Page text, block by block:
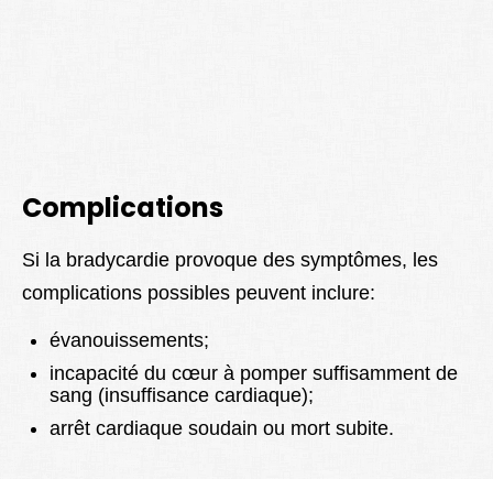
Complications
Si la bradycardie provoque des symptômes, les
complications possibles peuvent inclure:
évanouissements;
incapacité du cœur à pomper suffisamment de
sang (insuffisance cardiaque);
arrêt cardiaque soudain ou mort subite.